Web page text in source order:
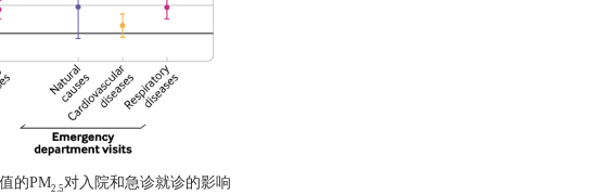
的PM2.5 对入院和急诊就诊的影响